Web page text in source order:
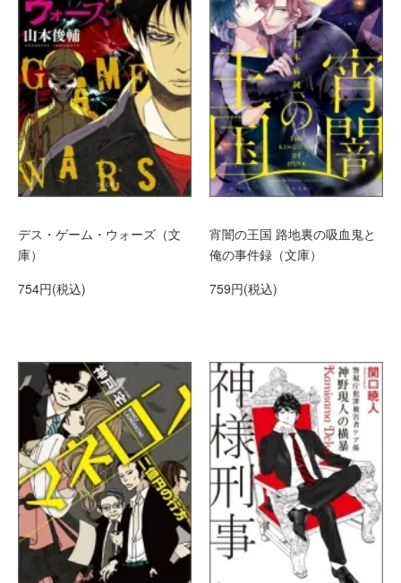
デス・ゲーム・ウォーズ（文
庫）
754円(税込)
宵闇の王国 路地裏の吸血鬼と
俺の事件録（文庫）
759円(税込)